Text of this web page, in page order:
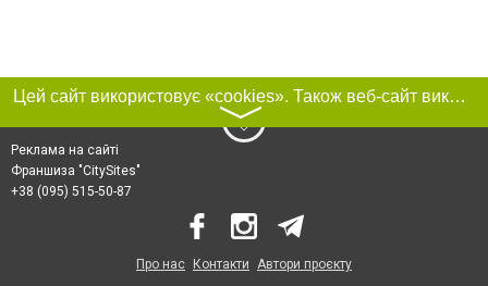
Цей сайт використовує «cookies». Також веб-сайт використовує інтернет-сервіс для збору технічних даних стосовно відвідувачів з метою отримання маркетингової та статистичної інформації. Умови обробки даних відвідувачів сайту див.
〉
Реклама на сайті
Франшиза "CitySites"
+38 (095) 515-50-87
Про нас Контакти Автори проєкту